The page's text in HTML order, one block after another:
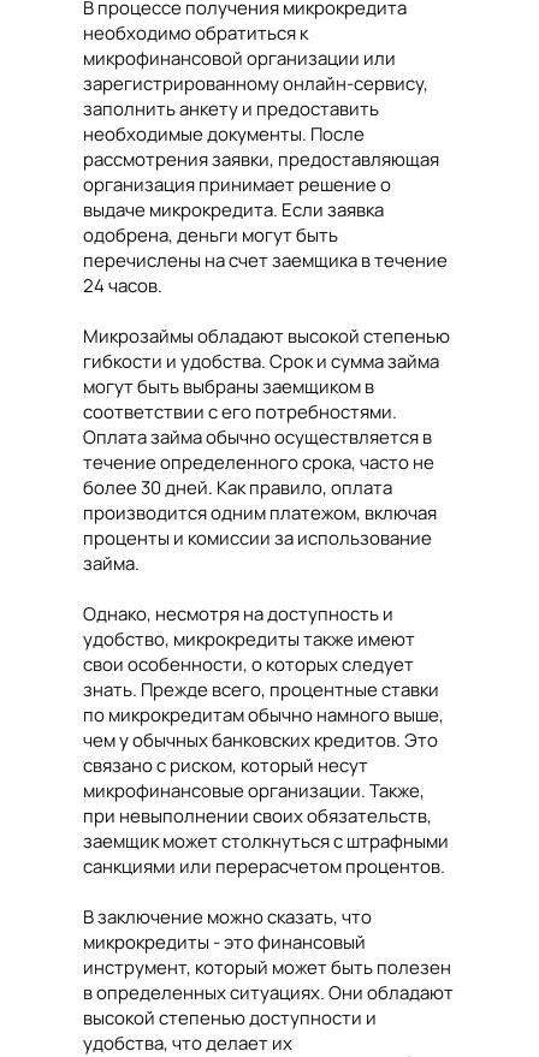
В процессе получения микрокредита
необходимо обратиться к
микрофинансовой организации или
зарегистрированному онлайн-сервису,
заполнить анкету и предоставить
необходимые документы. После
рассмотрения заявки, предоставляющая
организация принимает решение о
выдаче микрокредита. Если заявка
одобрена, деньги могут быть
перечислены на счет заемщика в течение
24 часов.
Микрозаймы обладают высокой степенью
гибкости и удобства. Срок и сумма займа
могут быть выбраны заемщиком в
соответствии с его потребностями.
Оплата займа обычно осуществляется в
течение определенного срока, часто не
более 30 дней. Как правило, оплата
производится одним платежом, включая
проценты и комиссии за использование
займа.
Однако, несмотря на доступность и
удобство, микрокредиты также имеют
свои особенности, о которых следует
знать. Прежде всего, процентные ставки
по микрокредитам обычно намного выше,
чем у обычных банковских кредитов. Это
связано с риском, который несут
микрофинансовые организации. Также,
при невыполнении своих обязательств,
заемщик может столкнуться с штрафными
санкциями или перерасчетом процентов.
В заключение можно сказать, что
микрокредиты - это финансовый
инструмент, который может быть полезен
в определенных ситуациях. Они обладают
высокой степенью доступности и
удобства, что делает их